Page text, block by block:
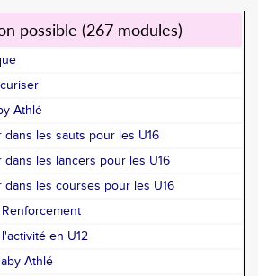
possible (267 modules)
Athlé
les sauts pour les U16
les lancers pour les U16
les courses pour les U16
en U12
Athlé